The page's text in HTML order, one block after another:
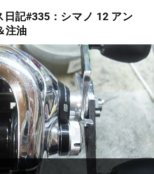
日記#335：シマノ 12 アン
注油